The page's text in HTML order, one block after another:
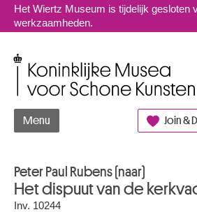
Naar
Het Wiertz Museum is tijdelijk gesloten
werkzaamheden.
Menu Join &
Peter Paul Rubens (naar)
Het dispuut van de
Inv. 10244